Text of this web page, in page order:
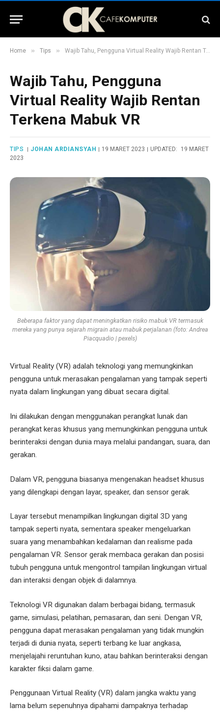
Home » Tips » Wajib Tahu, Pengguna Virtual Reality Wajib Rentan Terkena Mabuk VR
Wajib Tahu, Pengguna
Virtual Reality Wajib Rentan
Terkena Mabuk VR
TIPS JOHAN ARDIANSYAH 19 MARET 2023 UPDATED:
19 MARET
2023
Beberapa faktor yang dapat meningkatkan risiko mabuk VR termasuk
mereka yang punya sejarah migrain atau mabuk perjalanan (foto: Andrea
Piacquadio | pexels)
Virtual Reality (VR) adalah teknologi yang memungkinkan
pengguna untuk merasakan pengalaman yang tampak seperti
nyata dalam lingkungan yang dibuat secara digital.
Ini dilakukan dengan menggunakan perangkat lunak dan
perangkat keras khusus yang memungkinkan pengguna untuk
berinteraksi dengan dunia maya melalui pandangan, suara, dan
gerakan.
Dalam VR, pengguna biasanya mengenakan headset khusus
yang dilengkapi dengan layar, speaker, dan sensor gerak.
Layar tersebut menampilkan lingkungan digital 3D yang
tampak seperti nyata, sementara speaker mengeluarkan
suara yang menambahkan kedalaman dan realisme pada
pengalaman VR. Sensor gerak membaca gerakan dan posisi
tubuh pengguna untuk mengontrol tampilan lingkungan virtual
dan interaksi dengan objek di dalamnya.
Teknologi VR digunakan dalam berbagai bidang, termasuk
game, simulasi, pelatihan, pemasaran, dan seni. Dengan VR,
pengguna dapat merasakan pengalaman yang tidak mungkin
terjadi di dunia nyata, seperti terbang ke luar angkasa,
menjelajahi reruntuhan kuno, atau bahkan berinteraksi dengan
karakter fiksi dalam game.
Penggunaan Virtual Reality (VR) dalam jangka waktu yang
lama belum sepenuhnya dipahami dampaknya terhadap